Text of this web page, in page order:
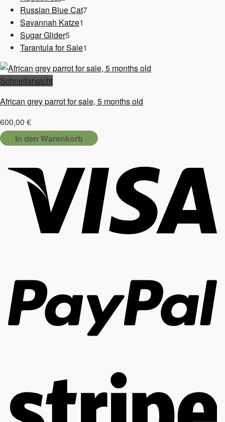
Produkte
Russian Blue Cat77
Savannah Katze1
Sugar Glider55
Produkte
Tarantula for Sale1
Schnellansicht
African grey parrot for sale, 5 months old
600,00 €
In den Warenkorb